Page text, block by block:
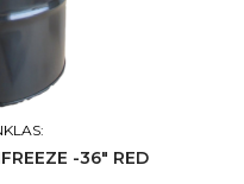
-36" RED